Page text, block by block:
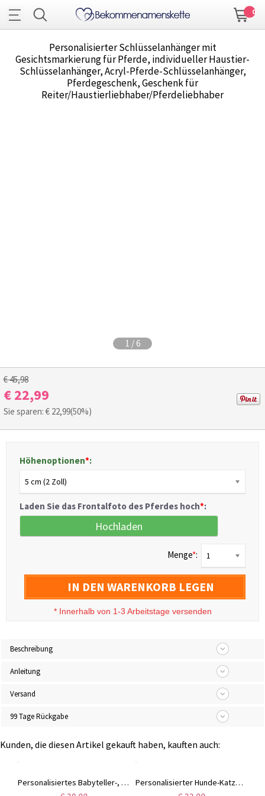
0
Personalisierter Schlüsselanhänger mit
Gesichtsmarkierung für Pferde, individueller Haustier-
Schlüsselanhänger, Acryl-Pferde-Schlüsselanhänger,
Pferdegeschenk, Geschenk für
Reiter/Haustierliebhaber/Pferdeliebhaber
1 / 6
€ 45,98
€ 22,99
Sie sparen: € 22,99(50%)
Höhenoptionen*:
5 cm (2 Zoll)
Laden Sie das Frontalfoto des Pferdes hoch*:
Hochladen
Menge*: 1
IN DEN WARENKORB LEGEN
* Innerhalb von 1-3 Arbeitstage versenden
Beschreibung
Anleitung
Versand
99 Tage Rückgabe
Kunden, die diesen Artikel gekauft haben, kauften auch:
Personalisiertes Babyteller-, Löffel- und Schüssel-Set aus Bambus mit Tiermotiv und Saugnapf, lebensmittelechtes Silikon, Geburtstags-/Tauf-/Weihnachtsgeschenk für Baby/frischgebackene Mama Personalisierter Hunde-Katzen-Schlüsselanhänger mit Fotogravur, Haustierporträt-Erinnerungsgeschenk für Haustierverlust/Hundevater/Katzenmutter